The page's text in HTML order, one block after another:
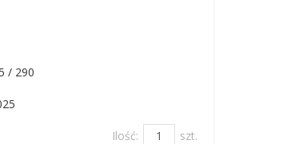
/ 290
Ilość: szt.